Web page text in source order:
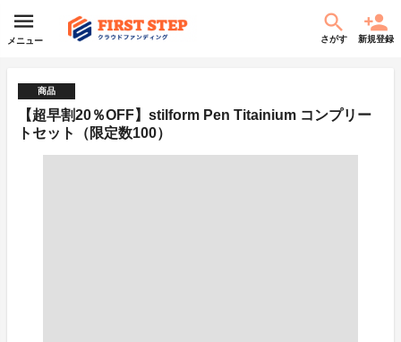
メニュー さがす 新規登録
商品
【超早割20％OFF】stilform Pen Titainium コンプリー
トセット（限定数100）